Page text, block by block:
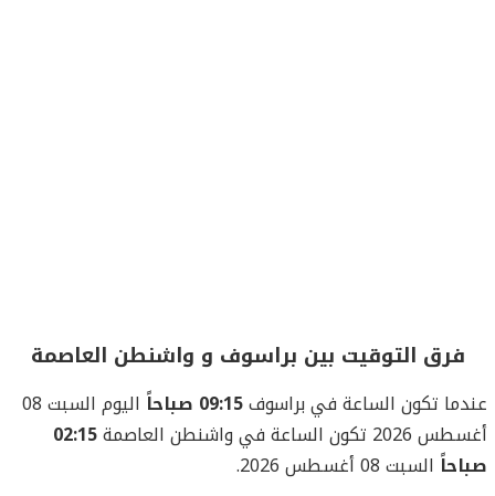
فرق التوقيت بين براسوف و واشنطن العاصمة
عندما تكون الساعة في براسوف09:15 صباحاً
اليوم السبت 08
أغسطس 2026 تكون الساعة في واشنطن العاصمة
02:15
صباحاً السبت 08 أغسطس 2026.